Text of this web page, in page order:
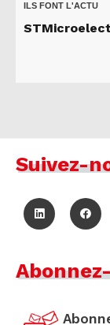
ILS FONT L'ACTU
Suivez-